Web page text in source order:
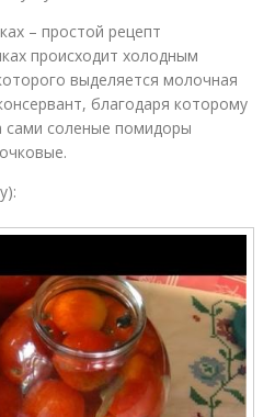
– простой рецепт
происходит холодным
выделяется молочная
благодаря которому
сами соленые помидоры